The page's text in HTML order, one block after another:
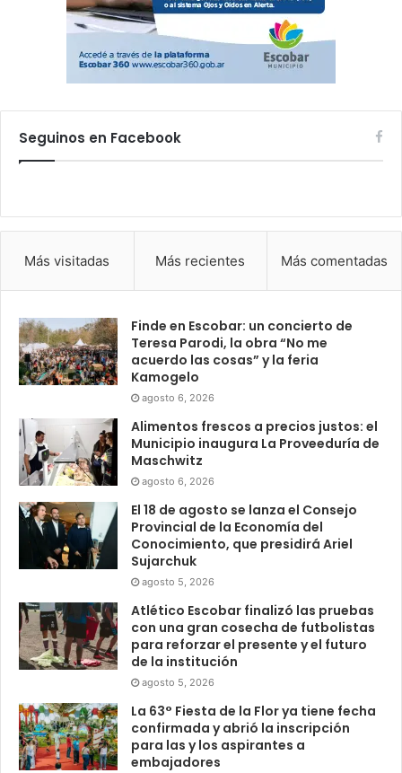
Seguinos en Facebook
Más visitadas Más recientes Más comentadas
Finde en Escobar: un concierto de
Teresa Parodi, la obra “No me
acuerdo las cosas” y la feria
Kamogelo
agosto 6, 2026
Alimentos frescos a precios justos: el
Municipio inaugura La Proveeduría de
Maschwitz
agosto 6, 2026
El 18 de agosto se lanza el Consejo
Provincial de la Economía del
Conocimiento, que presidirá Ariel
Sujarchuk
agosto 5, 2026
Atlético Escobar finalizó las pruebas
con una gran cosecha de futbolistas
para reforzar el presente y el futuro
de la institución
agosto 5, 2026
La 63° Fiesta de la Flor ya tiene fecha
confirmada y abrió la inscripción
para las y los aspirantes a
embajadores